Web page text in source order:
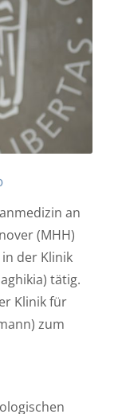
an
(MHH)
der Klinik
tätig.
Klinik für
zum